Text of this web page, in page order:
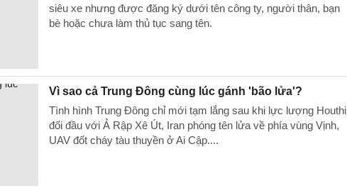
siêu xe nhưng được đăng ký dưới tên công ty, người thân, bạn
bè hoặc chưa làm thủ tục sang tên.
Vì sao cả Trung Đông cùng lúc gánh 'bão lửa'?
Tình hình Trung Đông chỉ mới tạm lắng sau khi lực lượng Houthi
đối đầu với Ả Rập Xê Út, Iran phóng tên lửa về phía vùng Vịnh,
UAV đốt cháy tàu thuyền ở Ai Cập....